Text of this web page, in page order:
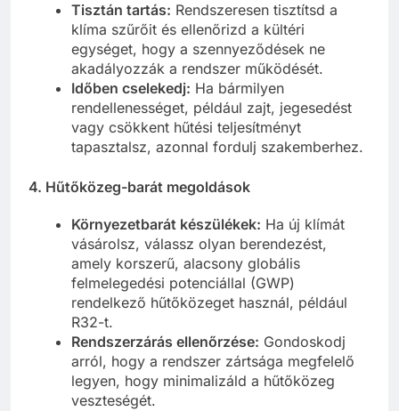
Tisztán tartás: Rendszeresen tisztítsd a
klíma szűrőit és ellenőrizd a kültéri
egységet, hogy a szennyeződések ne
akadályozzák a rendszer működését.
Időben cselekedj: Ha bármilyen
rendellenességet, például zajt, jegesedést
vagy csökkent hűtési teljesítményt
tapasztalsz, azonnal fordulj szakemberhez.
4. Hűtőközeg-barát megoldások
Környezetbarát készülékek: Ha új klímát
vásárolsz, válassz olyan berendezést,
amely korszerű, alacsony globális
felmelegedési potenciállal (GWP)
rendelkező hűtőközeget használ, például
R32-t.
Rendszerzárás ellenőrzése: Gondoskodj
arról, hogy a rendszer zártsága megfelelő
legyen, hogy minimalizáld a hűtőközeg
veszteségét.